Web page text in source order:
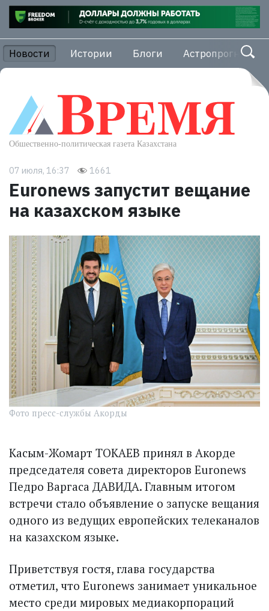
Новости Истории Блоги Астропрогноз
07 июля, 16:37 1661
Euronews запустит вещание
на казахском языке
Фото пресс-службы Акорды
Касым-Жомарт ТОКАЕВ принял в Акорде
председателя совета директоров Euronews
Педро Варгаса ДАВИДА. Главным итогом
встречи стало объявление о запуске вещания
одного из ведущих европейских телеканалов
на казахском языке.
Приветствуя гостя, глава государства
отметил, что Euronews занимает уникальное
место среди мировых медиакорпораций